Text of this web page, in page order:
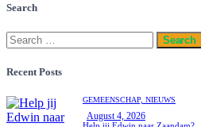
Search
Recent Posts
GEMEENSCHAP, NIEUWS
August 4, 2026